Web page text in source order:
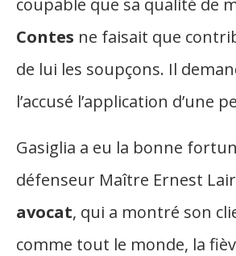
coupable que sa qualité de
Contes ne faisait que
de lui les soupçons. Il
l’accusé l’application d’une
Gasiglia a eu la bonne
défenseur Maître Ernest
avocat, qui a montré son
comme tout le monde, la